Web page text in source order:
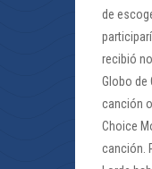
de
recibió
Globo de
canción
Choice
canción.